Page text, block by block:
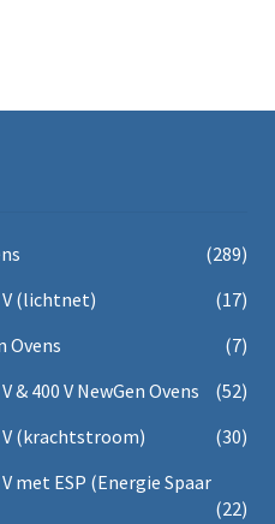
(289)
V (lichtnet)
(17)
Ovens
(7)
& 400 V NewGen Ovens
(52)
V (krachtstroom)
(30)
met ESP (Energie Spaar
(22)